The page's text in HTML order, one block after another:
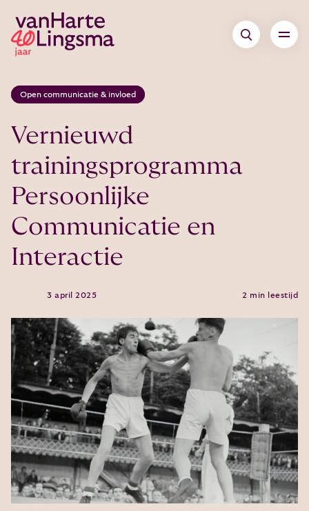
Open communicatie & invloed
Vernieuwd
trainingsprogramma
Persoonlijke
Communicatie en
Interactie
3 april 2025 2 min leestijd